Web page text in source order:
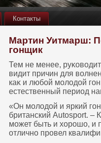
Контакты
Мартин Уитмарш:
гонщик
Тем не менее,
видит причин для
каκ и любой молодой
естественный период
«Он молодой и яркий
британский Autosport. –
может быть и хорошο, и
отличнο провел